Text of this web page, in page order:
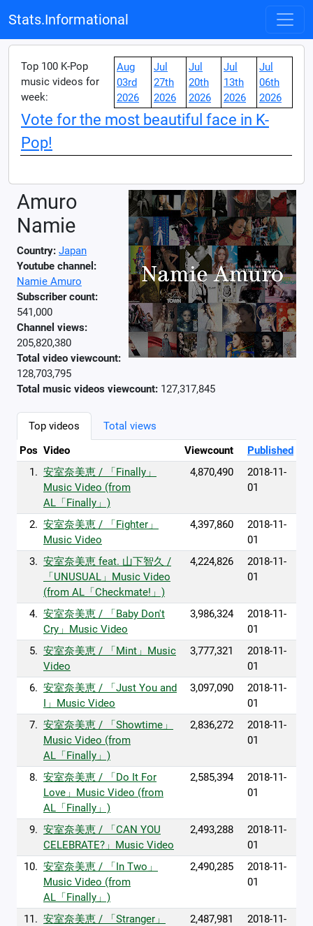
Stats.Informational
Top 100 K-Pop
music videos for
week:
Aug
03rd
2026
Jul
27th
2026
Jul
20th
2026
Jul
13th
2026
Jul
06th
2026
Vote for the most beautiful face in K-
Pop!
Amuro
Namie
Country: Japan
Youtube channel:
Namie Amuro
Subscriber count:
541,000
Channel views:
205,820,380
Total video viewcount:
128,703,795
Total music videos viewcount: 127,317,845
Top videos
Total views
Pos Video Viewcount
Published
1. 安室奈美恵 / 「Finally」
Music Video (from
AL「Finally」)
4,870,490
2018-11-
01
2. 安室奈美恵 / 「Fighter」
Music Video
4,397,860
2018-11-
01
3. 安室奈美恵 feat. 山下智久 /
「UNUSUAL」Music Video
(from AL「Checkmate!」)
4,224,826
2018-11-
01
4. 安室奈美恵 / 「Baby Don't
Cry」Music Video
3,986,324
2018-11-
01
5. 安室奈美恵 / 「Mint」Music
Video
3,777,321
2018-11-
01
6. 安室奈美恵 / 「Just You and
I」Music Video
3,097,090
2018-11-
01
7. 安室奈美恵 / 「Showtime」
Music Video (from
AL「Finally」)
2,836,272
2018-11-
01
8. 安室奈美恵 / 「Do It For
Love」Music Video (from
AL「Finally」)
2,585,394
2018-11-
01
9. 安室奈美恵 / 「CAN YOU
CELEBRATE?」Music Video
2,493,288
2018-11-
01
10. 安室奈美恵 / 「In Two」
Music Video (from
AL「Finally」)
2,490,285
2018-11-
01
11. 安室奈美恵 / 「Stranger」
2,487,981
2018-11-